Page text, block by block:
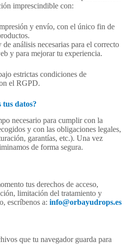
imprescindible con:
y envío, con el único fin de
análisis necesarias para el correcto
y para mejorar tu experiencia.
estrictas condiciones de
el RGPD.
datos?
necesario para cumplir con la
y con las obligaciones legales,
garantías, etc.). Una vez
de forma segura.
tus derechos de acceso,
limitación del tratamiento y
escríbenos a: info@orbayudrops.es
que tu navegador guarda para